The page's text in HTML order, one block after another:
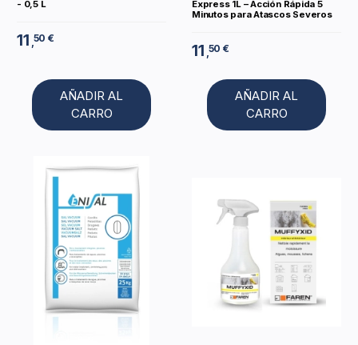
- 0,5 L
11 ,50 €
AÑADIR AL
CARRO
Express 1L – Acción Rápida 5
Minutos para Atascos Severos
11 ,50 €
AÑADIR AL
CARRO